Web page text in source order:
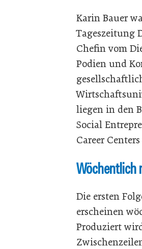
Karin Bauer
Tageszeitung
Chefin vom
Podien und
liegen in den
Social
Career
Wöchentlich
Die ersten
erscheinen
Produziert